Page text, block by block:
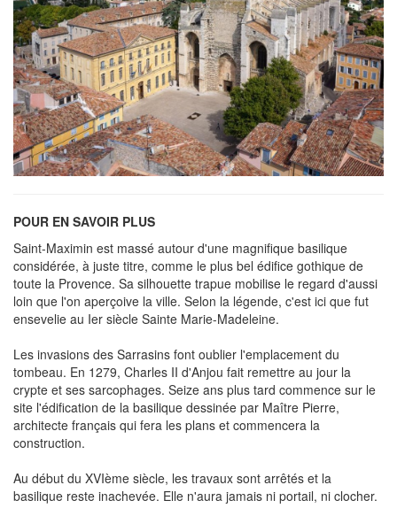
POUR EN SAVOIR PLUS
Saint-Maximin est massé autour d'une magnifique basilique
considérée, à juste titre, comme le plus bel édifice gothique de
toute la Provence. Sa silhouette trapue mobilise le regard d'aussi
loin que l'on aperçoive la ville. Selon la légende, c'est ici que fut
ensevelie au Ier siècle Sainte Marie-Madeleine.
Les invasions des Sarrasins font oublier l'emplacement du
tombeau. En 1279, Charles II d'Anjou fait remettre au jour la
crypte et ses sarcophages. Seize ans plus tard commence sur le
site l'édification de la basilique dessinée par Maître Pierre,
architecte français qui fera les plans et commencera la
construction.
Au début du XVIème siècle, les travaux sont arrêtés et la
basilique reste inachevée. Elle n'aura jamais ni portail, ni clocher.